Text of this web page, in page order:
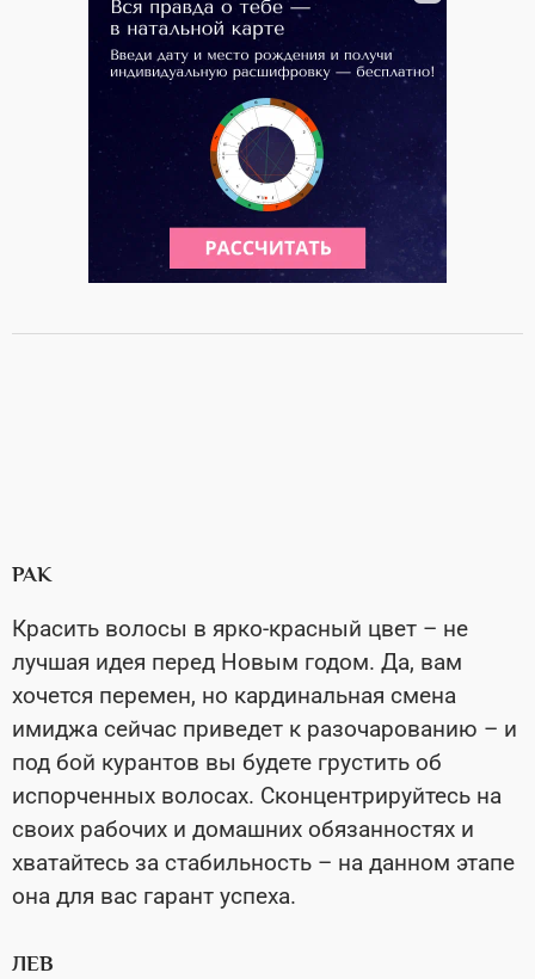
РАК
Красить волосы в ярко-красный цвет – не
лучшая идея перед Новым годом. Да, вам
хочется перемен, но кардинальная смена
имиджа сейчас приведет к разочарованию – и
под бой курантов вы будете грустить об
испорченных волосах. Сконцентрируйтесь на
своих рабочих и домашних обязанностях и
хватайтесь за стабильность – на данном этапе
она для вас гарант успеха.
ЛЕВ